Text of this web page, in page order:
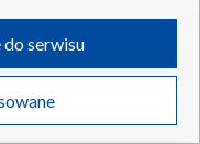
przez Ciebie
IP, identyfikatory
serwisu